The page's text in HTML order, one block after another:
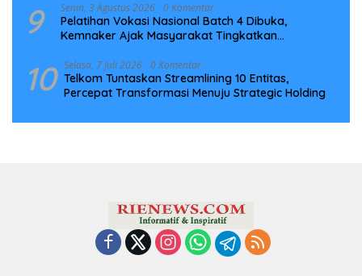
9 Senin, 3 Agustus 2026 0 Komentar
Pelatihan Vokasi Nasional Batch 4 Dibuka,
Kemnaker Ajak Masyarakat Tingkatkan
10 Selasa, 7 Juli 2026 0 Komentar
Telkom Tuntaskan Streamlining 10 Entitas,
Percepat Transformasi Menuju Strategic Holding